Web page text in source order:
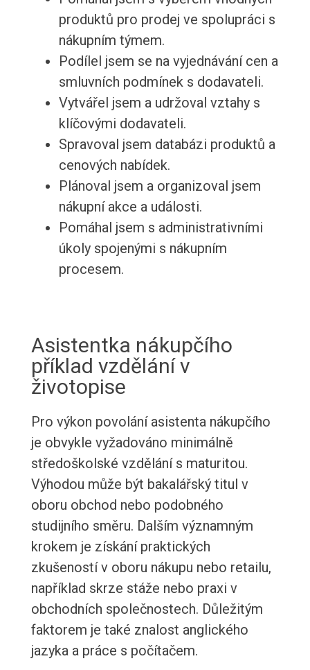
produktů pro prodej ve spolupráci s
nákupním týmem.
Podílel jsem se na vyjednávání cen a
smluvních podmínek s dodavateli.
Vytvářel jsem a udržoval vztahy s
klíčovými dodavateli.
Spravoval jsem databázi produktů a
cenových nabídek.
Plánoval jsem a organizoval jsem
nákupní akce a události.
Pomáhal jsem s administrativními
úkoly spojenými s nákupním
procesem.
Asistentka nákupčího
příklad vzdělání v
životopise
Pro výkon povolání asistenta nákupčího
je obvykle vyžadováno minimálně
středoškolské vzdělání s maturitou.
Výhodou může být bakalářský titul v
oboru obchod nebo podobného
studijního směru. Dalším významným
krokem je získání praktických
zkušeností v oboru nákupu nebo retailu,
například skrze stáže nebo praxi v
obchodních společnostech. Důležitým
faktorem je také znalost anglického
jazyka a práce s počítačem.